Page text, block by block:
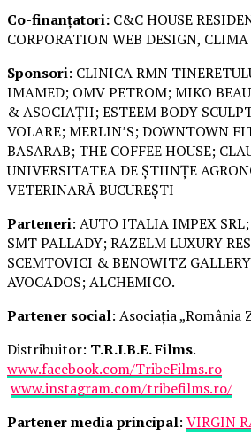
Co-finanțatori: C&C HOUSE
CORPORATION WEB DESIGN,
Sponsori: CLINICA RMN
IMAMED; OMV PETROM; MIKO
& ASOCIAȚII; ESTEEM BODY
VOLARE; MERLIN’S; DOWNTOWN
BASARAB; THE COFFEE HOUSE;
UNIVERSITATEA DE ȘTIINȚE
VETERINARĂ BUCUREȘTI
Parteneri: AUTO ITALIA IMPEX SRL;
SMT PALLADY; RAZELM LUXURY
SCEMTOVICI & BENOWITZ
AVOCADOS; ALCHEMICO.
Partener social: Asociația „România
Distribuitor: T.R.I.B.E. Films.
www.facebook.com/TribeFilms.ro–
www.instagram.com/tribefilms.ro/
Partener media principal: VIRGIN